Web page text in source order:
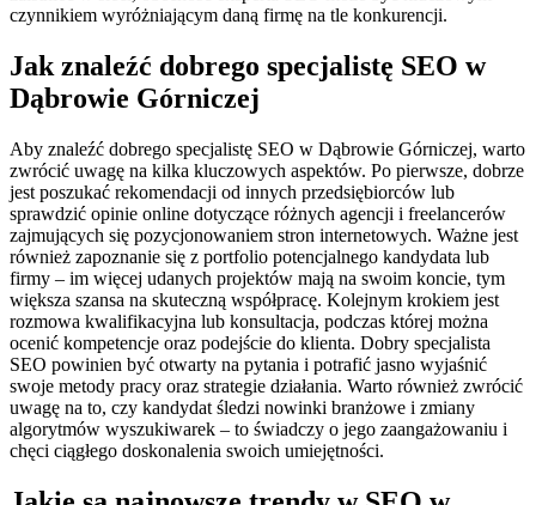
czynnikiem wyróżniającym daną firmę na tle konkurencji.
Jak znaleźć dobrego specjalistę SEO w
Dąbrowie Górniczej
Aby znaleźć dobrego specjalistę SEO w Dąbrowie Górniczej, warto
zwrócić uwagę na kilka kluczowych aspektów. Po pierwsze, dobrze
jest poszukać rekomendacji od innych przedsiębiorców lub
sprawdzić opinie online dotyczące różnych agencji i freelancerów
zajmujących się pozycjonowaniem stron internetowych. Ważne jest
również zapoznanie się z portfolio potencjalnego kandydata lub
firmy – im więcej udanych projektów mają na swoim koncie, tym
większa szansa na skuteczną współpracę. Kolejnym krokiem jest
rozmowa kwalifikacyjna lub konsultacja, podczas której można
ocenić kompetencje oraz podejście do klienta. Dobry specjalista
SEO powinien być otwarty na pytania i potrafić jasno wyjaśnić
swoje metody pracy oraz strategie działania. Warto również zwrócić
uwagę na to, czy kandydat śledzi nowinki branżowe i zmiany
algorytmów wyszukiwarek – to świadczy o jego zaangażowaniu i
chęci ciągłego doskonalenia swoich umiejętności.